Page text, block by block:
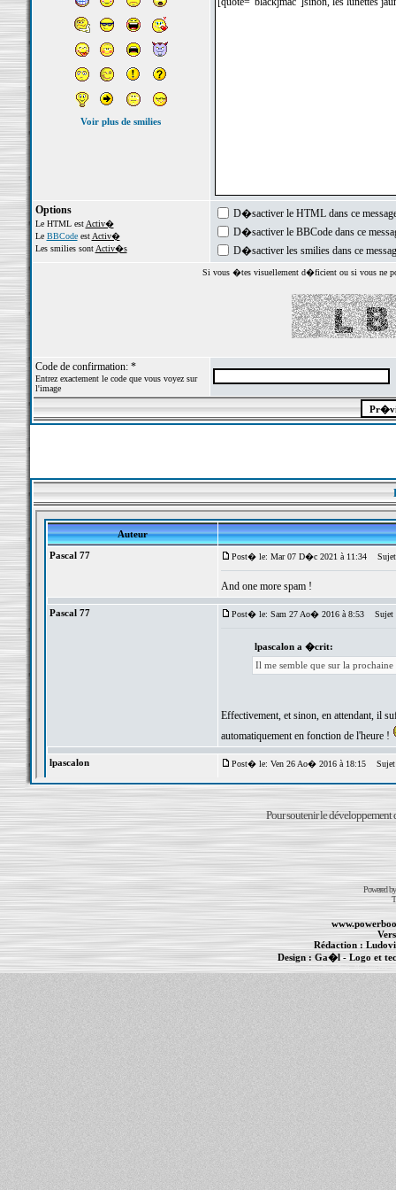
Voir plus de smilies
Options
Le HTML est Activ�
Le BBCodeest Activ�
Les smilies sont Activ�s
D�sactiver le HTML dans ce
D�sactiver le BBCode dans ce
D�sactiver les smilies dans ce
Si vous �tes visuellement d�ficient ou si vous ne
Code de confirmation: *
Entrez exactement le code que vous voyez sur
l'image
Pour soutenir le développement
Powered
Rédaction :
Design : Ga�l- Logo et
Informations : PowerBook MacBook Pro